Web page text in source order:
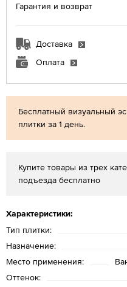
Бесплатный визуальный
плитки за 1 день.
Купите товары из трех
подъезда бесплатно
Характеристики:
Тип плитки:
Назначение:
Место применения:
Оттенок:
Гарантия и возврат
Доставка
Оплата